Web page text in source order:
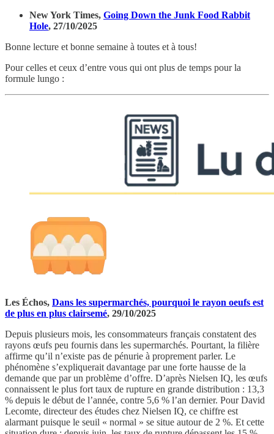
New York Times, Going Down the Junk Food Rabbit
Hole, 27/10/2025
Bonne lecture et bonne semaine à toutes et à tous!
Pour celles et ceux d’entre vous qui ont plus de temps pour la
formule lungo :
Les Échos, Dans les supermarchés, pourquoi le rayon oeufs est
de plus en plus clairsemé, 29/10/2025
Depuis plusieurs mois, les consommateurs français constatent des
rayons œufs peu fournis dans les supermarchés. Pourtant, la filière
affirme qu’il n’existe pas de pénurie à proprement parler. Le
phénomène s’expliquerait davantage par une forte hausse de la
demande que par un problème d’offre. D’après Nielsen IQ, les œufs
connaissent le plus fort taux de rupture en grande distribution : 13,3
% depuis le début de l’année, contre 5,6 % l’an dernier. Pour David
Lecomte, directeur des études chez Nielsen IQ, ce chiffre est
alarmant puisque le seuil « normal » se situe autour de 2 %. Et cette